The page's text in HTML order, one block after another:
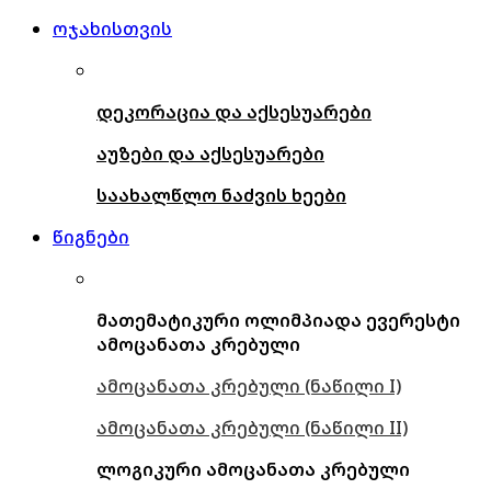
ოჯახისთვის
დეკორაცია და აქსესუარები
აუზები და აქსესუარები
საახალწლო ნაძვის ხეები
წიგნები
მათემატიკური ოლიმპიადა ევერესტი
ამოცანათა კრებული
ამოცანათა კრებული (ნაწილი I)
ამოცანათა კრებული (ნაწილი II)
ლოგიკური ამოცანათა კრებული